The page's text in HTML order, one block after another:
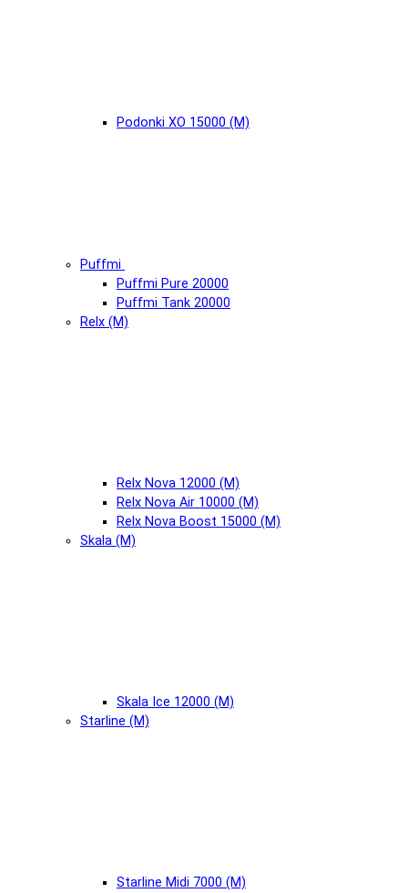
Podonki XO 15000 (М)
Puffmi
Puffmi Pure 20000
Puffmi Tank 20000
Relx (М)
Relx Nova 12000 (М)
Relx Nova Air 10000 (М)
Relx Nova Boost 15000 (М)
Skala (М)
Skala Ice 12000 (М)
Starline (М)
Starline Midi 7000 (М)